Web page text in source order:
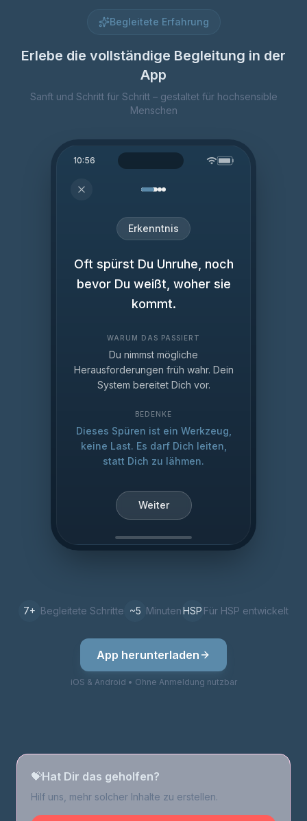
Begleitete Erfahrung
Erlebe die vollständige Begleitung in der
App
Sanft und Schritt für Schritt – gestaltet für hochsensible
Menschen
10:56
Erkenntnis
Oft spürst Du Unruhe, noch
bevor Du weißt, woher sie
kommt.
WARUM DAS PASSIERT
Du nimmst mögliche
Herausforderungen früh wahr. Dein
System bereitet Dich vor.
BEDENKE
Dieses Spüren ist ein Werkzeug,
keine Last. Es darf Dich leiten,
statt Dich zu lähmen.
Weiter
7+ Begleitete Schritte ~5 MinutenHSP Für HSP entwickelt
App herunterladen
iOS & Android • Ohne Anmeldung nutzbar
💝Hat Dir das geholfen?
Hilf uns, mehr solcher Inhalte zu erstellen.